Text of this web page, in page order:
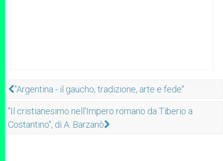
"Argentina - il gaucho, tradizione, arte e fede"
"Il cristianesimo nell'Impero romano da Tiberio a
Costantino", di A. Barzanò